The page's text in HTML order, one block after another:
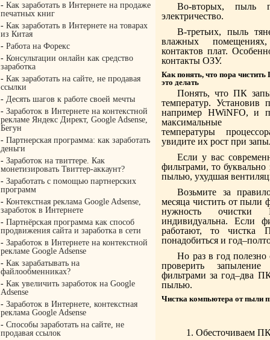
- Как заработать в Интернете на продаже
печатных книг
- Как заработать в Интернете на товарах
из Китая
- Работа на Форекс
- Консультации онлайн как средство
заработка
- Как заработать на сайте, не продавая
ссылки
- Десять шагов к работе своей мечты
- Заработок в Интернете на контекстной
рекламе Яндекс Директ, Google Adsense,
Бегун
- Партнерская программа: как заработать
деньги
- Заработок на твиттере. Как
монетизировать Твиттер-аккаунт?
- Заработать с помощью партнерских
программ
- Контекстная реклама Google Adsense,
заработок в Интернете
- Партнёрская программа как способ
продвижения сайта и заработка в сети
- Заработок в Интернете на контекстной
рекламе Google Adsense
- Как зарабатывать на
файлообменниках?
- Как увеличить заработок на Google
Adsense
- Заработок в Интернете, контекстная
реклама Google Adsense
- Способы заработать на сайте, не
продавая ссылок
Во-вторых, пыль
электричество.
В-третьих, пыль
влажных
контактов плат.
контакты ОЗУ.
Как понять, что пора
это делать
Понять, что ПК
температур. Установив
например HWiNFO, и
максимальные
температуры
увидите их рост при
Если у вас
фильтрами, то
пылью, ухудшая
Возьмите за
месяца чистить от пыли
нужность
индивидуальна. Если
работают, то чистка
понадобиться и
Но раз в год
проверить
фильтрами за год–два
пылью.
Чистка компьютера от пыли
Обесточиваем